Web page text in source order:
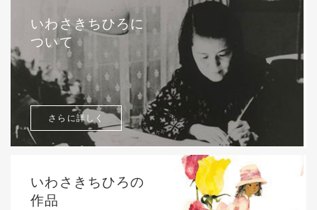
いわさきちひろに
ついて
さらに詳しく
いわさきちひろの
作品